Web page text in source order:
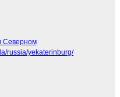
Северном
russia/yekaterinburg/